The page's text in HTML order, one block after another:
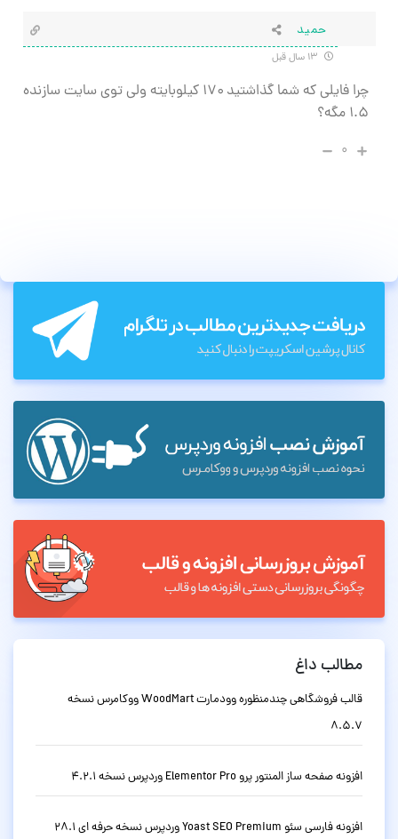
حميد
چرا فايلي كه شما گذاشتيد ۱۷۰ كيلوبايته ولي توي سايت سازنده
۱.۵ مگه؟
۰
مطالب داغ
قالب فروشگاهی چندمنظوره وودمارت WoodMart ووکامرس نسخه
8.5.7
افزونه صفحه ساز المنتور پرو Elementor Pro وردپرس نسخه 4.2.1
افزونه فارسی سئو Yoast SEO Premium وردپرس نسخه حرفه ای 28.1